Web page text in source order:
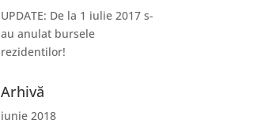
UPDATE: De la 1 iulie 2017 s-
au anulat bursele
rezidentilor!
Arhivă
iunie 2018